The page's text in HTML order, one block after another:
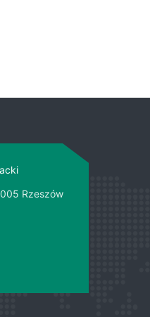
Rzeszów